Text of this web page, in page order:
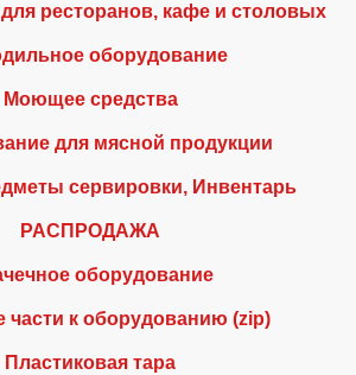
ресторанов, кафе и столовых
оборудование
Моющее средства
для мясной продукции
сервировки, Инвентарь
РАСПРОДАЖА
оборудование
части к оборудованию (zip)
Пластиковая тара